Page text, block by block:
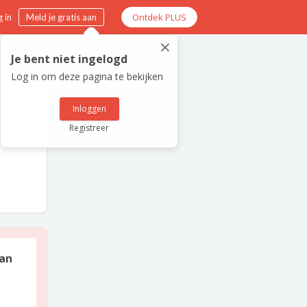
in Meld je gratis aan Ontdek PLUS
×
Je bent niet ingelogd
Log in om deze pagina te bekijken
Inloggen
Registreer